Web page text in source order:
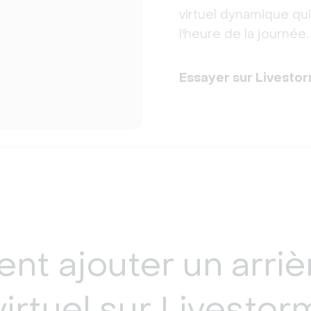
virtuel dynamique
l'heure de la journée.
Essayer sur
ajouter un